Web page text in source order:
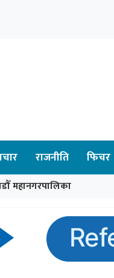
राजनीति फिचर
महानगरपालिका